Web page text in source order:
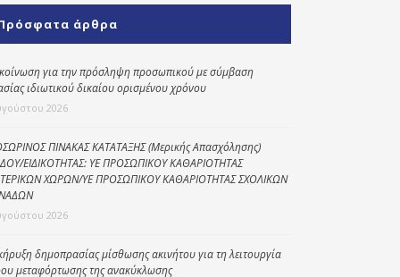
Kοινωνικό
φαρμακείο
Πρόγραμμα
“Βοήθεια στο σπίτι”
Κέντρο Ημερήσιας
Φροντίδας
Ηλικιωμένων
(Κ.Η.Φ.Η.) Πρέβεζας
άρθρα
για την πρόσληψη προσωπικού με σύμβαση
ιδιωτικού δικαίου ορισμένου χρόνου
2026
ΠΙΝΑΚΑΣ ΚΑΤΑΤΑΞΗΣ (Μερικής Απασχόλησης)
ΕΙΔΙΚΟΤΗΤΑΣ: ΥΕ ΠΡΟΣΩΠΙΚΟΥ ΚΑΘΑΡΙΟΤΗΤΑΣ
ΧΩΡΩΝ/ΥΕ ΠΡΟΣΩΠΙΚΟΥ ΚΑΘΑΡΙΟΤΗΤΑΣ ΣΧΟΛΙΚΩΝ
2026
δημοπρασίας μίσθωσης ακινήτου για τη λειτουργία
μεταφόρτωσης της ανακύκλωσης